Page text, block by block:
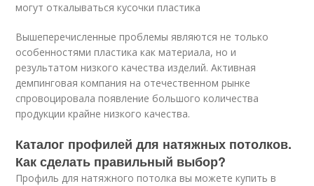
могут откалываться кусочки пластика
Вышеперечисленные проблемы являются не только
особенностями пластика как материала, но и
результатом низкого качества изделий. Активная
демпинговая компания на отечественном рынке
спровоцировала появление большого количества
продукции крайне низкого качества.
Каталог профилей для натяжных потолков.
Как сделать правильный выбор?
Профиль для натяжного потолка вы можете купить в